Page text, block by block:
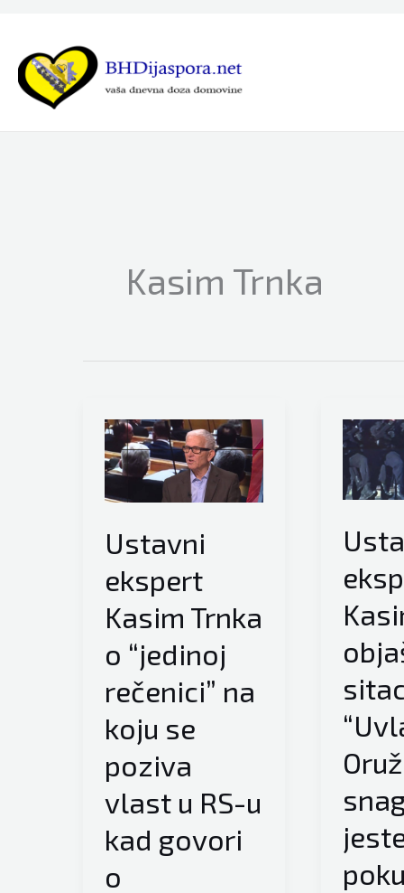
content
Kasim Trnka
Ustavni
ekspert
Kasim Trnka
o “jedinoj
rečenici” na
koju se
poziva
vlast u RS-u
kad govori
o